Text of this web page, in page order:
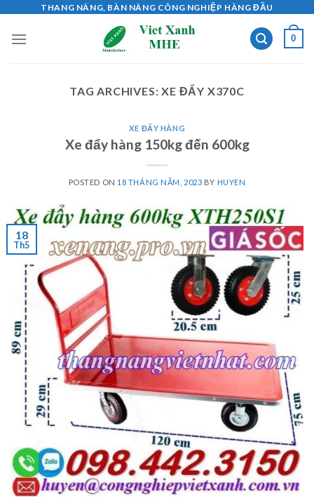
content
THANG NÂNG, BÀN NÂNG CÔNG NGHIỆP HÀNG ĐẦU
0
TAG ARCHIVES:XE ĐẨY X370C
XE ĐẨY HÀNG
Xe đẩy hàng 150kg đến 600kg
POSTED ON 18 THÁNG NĂM, 2023 BY HUYEN
18
Th5